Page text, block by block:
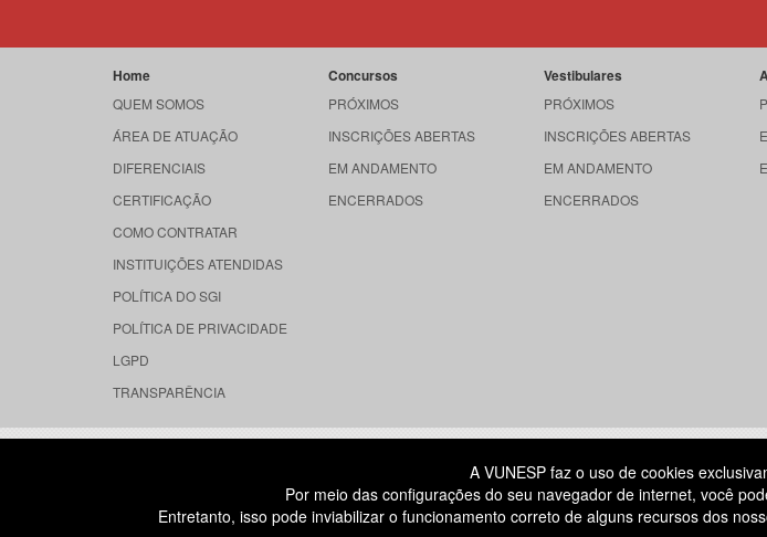
Home
QUEM SOMOS
ÁREA DE ATUAÇÃO
DIFERENCIAIS
CERTIFICAÇÃO
COMO CONTRATAR
INSTITUIÇÕES ATENDIDAS
POLÍTICA DO SGI
POLÍTICA DE PRIVACIDADE
LGPD
TRANSPARÊNCIA
Concursos
PRÓXIMOS
INSCRIÇÕES ABERTAS
EM ANDAMENTO
ENCERRADOS
Vestibulares
PRÓXIMOS
INSCRIÇÕES ABERTAS
EM ANDAMENTO
ENCERRADOS
RUA DONA GERMAINE BURCHARD, 515
ÁGUA BRANCA - SÃO PAULO SP
CEP: 05002-062
ATENDIMENTO AO
A VUNESP faz o uso de cookies
Por meio das configurações do seu navegador de internet, você
Entretanto, isso pode inviabilizar o funcionamento correto de alguns recursos dos